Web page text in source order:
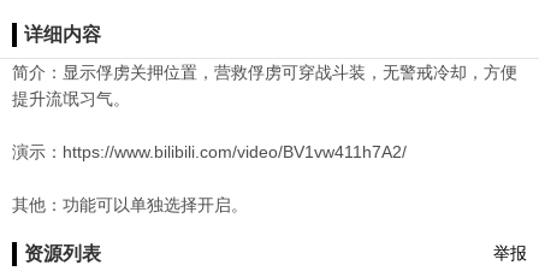
详细内容
简介：显示俘虏关押位置，营救俘虏可穿战斗装，无警戒冷却，方便
提升流氓习气。
演示： https://www.bilibili.com/video/BV1vw411h7A2/
其他：功能可以单独选择开启。
资源列表 举报